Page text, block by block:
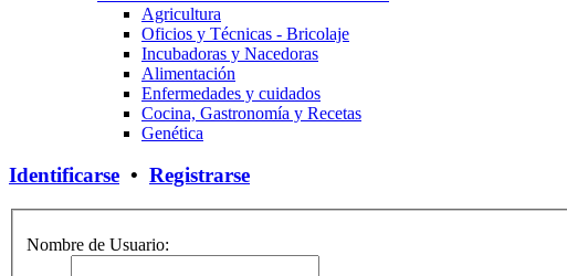
Agricultura
Oficios y Técnicas - Bricolaje
Incubadoras y Nacedoras
Alimentación
Enfermedades y cuidados
Cocina, Gastronomía y Recetas
Genética
Identificarse • Registrarse
Nombre de Usuario: